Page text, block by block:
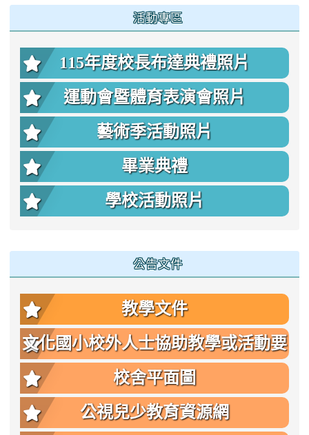
活動專區
115年度校長布達典禮照片
運動會暨體育表演會照片
藝術季活動照片
畢業典禮
學校活動照片
公告文件
教學文件
文化國小校外人士協助教學或活動要
點
校舍平面圖
公視兒少教育資源網